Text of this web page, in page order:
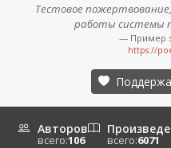
Тестовое
работы системы
— Пример
https://
Поддерживаю тех, кто
обмана. Проверьте Fake
убережёт
—
Авторов